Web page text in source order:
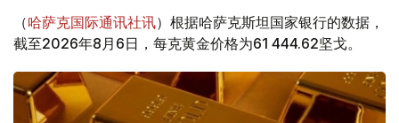
（哈萨克国际通讯社讯）根据哈萨克斯坦国家银行的数据，
截至2026年8月6日，每克黄金价格为61 444.62坚戈。